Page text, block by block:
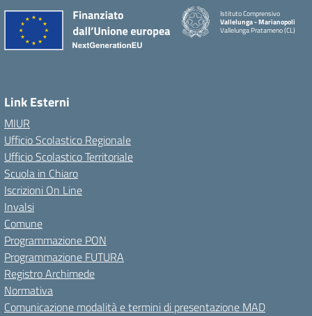
Istituto Comprensivo
Vallelunga - Marianopoli
Vallelunga Pratameno (CL)
Link Esterni
MIUR
Ufficio Scolastico Regionale
Ufficio Scolastico Territoriale
Scuola in Chiaro
Iscrizioni On Line
Invalsi
Comune
Programmazione PON
Programmazione FUTURA
Registro Archimede
Normativa
Comunicazione modalità e termini di presentazione MAD